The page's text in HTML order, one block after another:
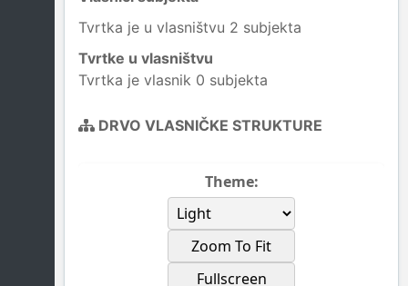
Tvrtka je u vlasništvu 2 subjekta
Tvrtke u vlasništvu
Tvrtka je vlasnik 0 subjekta
DRVO VLASNIČKE STRUKTURE
Theme:
Zoom To Fit
Fullscreen